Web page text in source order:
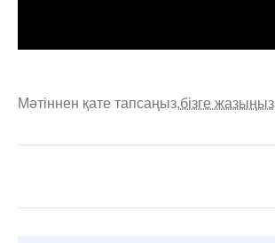
Мәтіннен қате тапсаңыз,бізге жазыңыз